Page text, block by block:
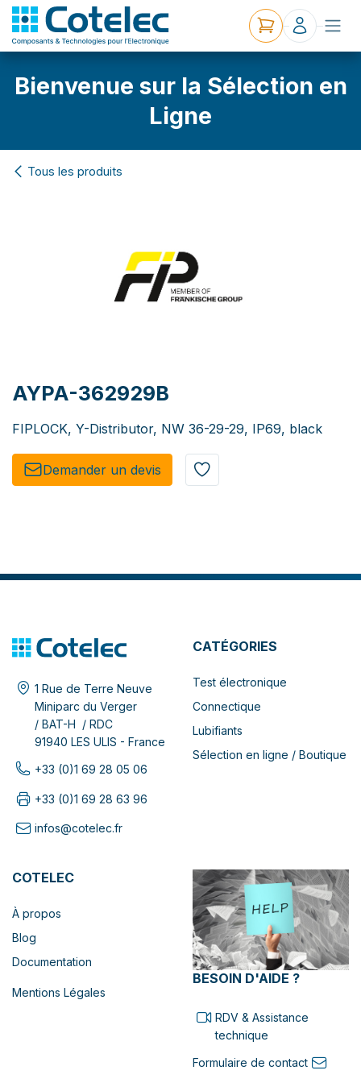
Bienvenue sur la Sélection en
Ligne
Tous les produits
AYPA-362929B
FIPLOCK, Y-Distributor, NW 36-29-29, IP69, black
Demander un de​​vis​​
1 Rue de Terre Neuve
Miniparc du Verger
/ BAT-H / RDC
91940 LES ULIS - France
+33 (0)1 69 28 05 06
+33 (0)1 69 28 63 96
infos@cotelec.fr
CATÉGORIES
Test électronique
Connectique
Lubifiants
Sélection en ligne / Boutique
COTELEC
À propos
Blog
Documentation
Mentions Légales
BESOIN D'AIDE ?
RDV & Assistance
technique
Formulaire de contact